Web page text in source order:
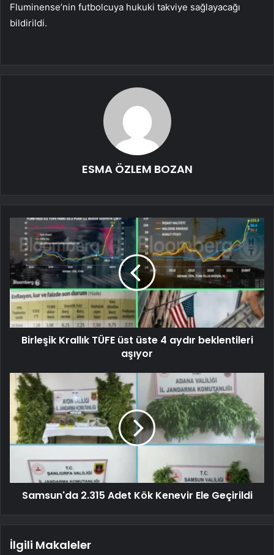
Fluminense’nin futbolcuya hukuki takviye sağlayacağı
bildirildi.
ESMA ÖZLEM BOZAN
Birleşik Krallık TÜFE üst üste 4 aydır beklentileri
aşıyor
Samsun'da 2.315 Adet Kök Kenevir Ele Geçirildi
İlgili Makaleler